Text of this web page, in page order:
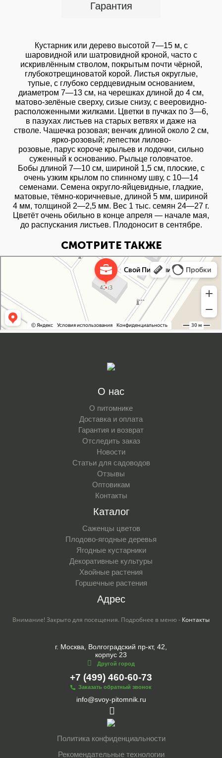
Гарантия
Кустарник или дерево высотой 7—15 м, с
шаровидной или шатровидной кроной, часто с
искривлённым стволом, покрытым почти чёрной,
глубокотрещиноватой корой. Листья округлые,
тупые, с глубоко сердцевидным основанием,
диаметром 7—13 см, на черешках длиной до 4 см,
матово-зелёные сверху, сизые снизу, с вееровидно-
расположенными жилками. Цветки в пучках по 3—6,
в пазухах листьев на старых ветвях и даже на
стволе. Чашечка розовая; венчик длиной около 2 см,
ярко-розовый; лепестки лилово-
розовые, парус короче крыльев и лодочки, сильно
суженный к основанию. Рыльце головчатое.
Бобы длиной 7—10 см, шириной 1,5 см, плоские, с
очень узким крылом по спинному шву, с 10—14
семенами. Семена округло-яйцевидные, гладкие,
матовые, тёмно-коричневые, длиной 5 мм, шириной
4 мм, толщиной 2—2,5 мм. Вес 1 тыс. семян 24—27 г.
Цветёт очень обильно в конце апреля — начале мая,
до распускания листьев. Плодоносит в сентябре.
СМОТРИТЕ ТАКЖЕ
Питомник растений в Москве
О нас
О питомнике
Доставка и оплата
Гарантия и возврат
Отследить заказ
Новости
Статьи для садоводов
Отзывы
Оптовикам
Контакты
Каталог
Саженцы цветов
Плодово-ягодные деревья
Ягодные кустарники
Декоративные культуры
Хвойные растения
Горшечные растения
Адрес
Внимание! Закрыто для посещения. Подробнее в меню - Контакты
г. Москва, Волгоградский пр-кт, 42,
корпус 23
Другой город
+7 (499) 460-60-73
Заказать обратный звонок
info@svoy-pitomnik.ru
Политика конфиденциальности
Рекомендательные технологии